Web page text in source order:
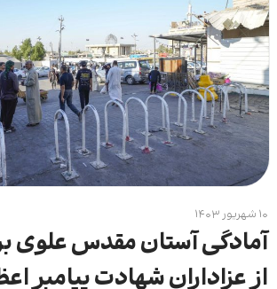
۱۰ شهریور ۱۴۰۳
آمادگی آستان مقدس علوی
از عزاداران شهادت پیامبر